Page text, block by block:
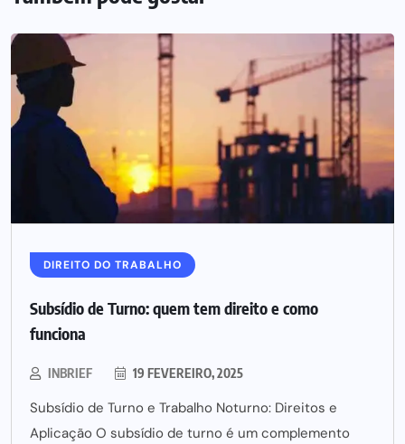
DIREITO DO TRABALHO
Subsídio de Turno: quem tem direito e como
funciona
INBRIEF 19 FEVEREIRO, 2025
Subsídio de Turno e Trabalho Noturno: Direitos e
Aplicação O subsídio de turno é um complemento